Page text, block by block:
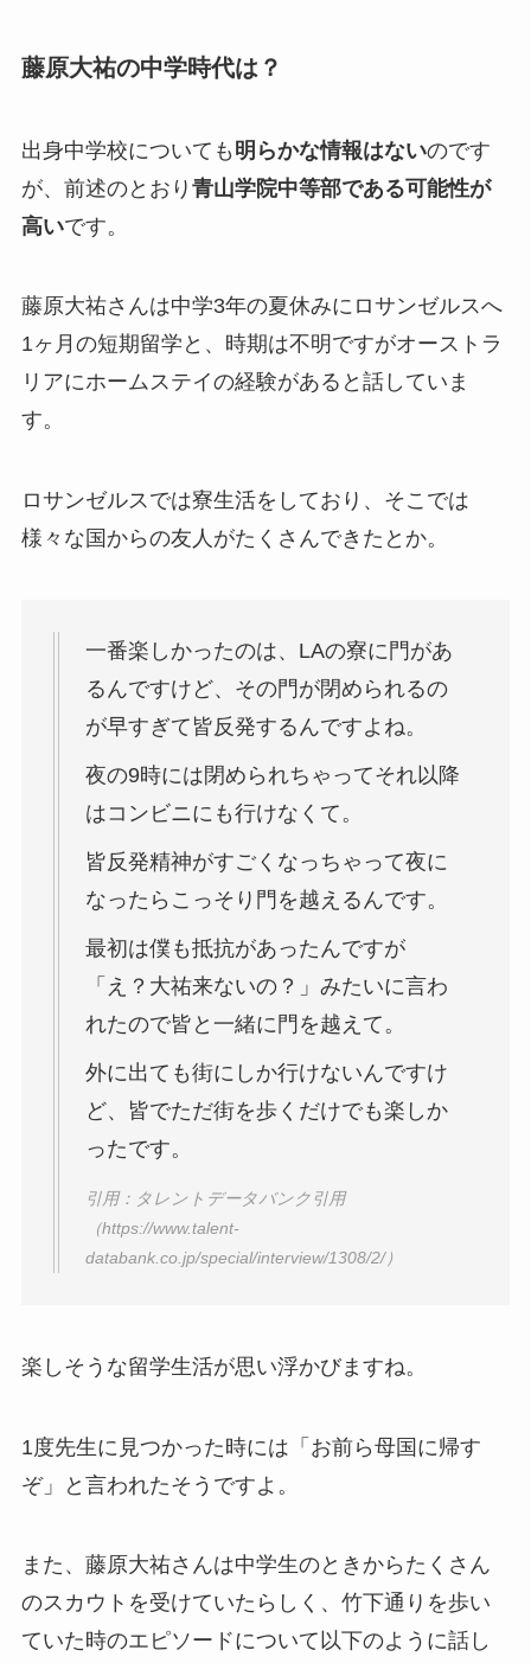
藤原大祐の中学時代は？
出身中学校についても 明らかな情報はないのです
が、前述のとおり 青山学院中等部である可能性が
高いです。
藤原大祐さんは中学3年の夏休みにロサンゼルスへ
1ヶ月の短期留学と、時期は不明ですがオーストラ
リアにホームステイの経験があると話していま
す。
ロサンゼルスでは寮生活をしており、そこでは
様々な国からの友人がたくさんできたとか。
一番楽しかったのは、LAの寮に門があ
るんですけど、その門が閉められるの
が早すぎて皆反発するんですよね。
夜の9時には閉められちゃってそれ以降
はコンビニにも行けなくて。
皆反発精神がすごくなっちゃって夜に
なったらこっそり門を越えるんです。
最初は僕も抵抗があったんですが
「え？大祐来ないの？」みたいに言わ
れたので皆と一緒に門を越えて。
外に出ても街にしか行けないんですけ
ど、皆でただ街を歩くだけでも楽しか
ったです。
引用：タレントデータバンク引用
（https://www.talent-
databank.co.jp/special/interview/1308/2/）
楽しそうな留学生活が思い浮かびますね。
1度先生に見つかった時には「お前ら母国に帰す
ぞ」と言われたそうですよ。
また、藤原大祐さんは中学生のときからたくさん
のスカウトを受けていたらしく、竹下通りを歩い
ていた時のエピソードについて以下のように話し